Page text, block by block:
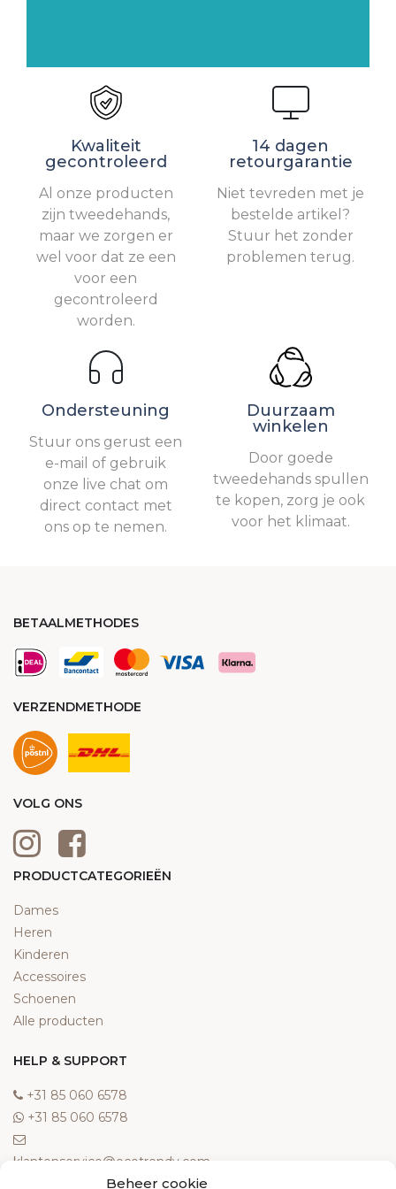
Beheer cookie
Kwaliteit
gecontroleerd
Al onze producten
zijn tweedehands,
maar we zorgen er
wel voor dat ze een
voor een
gecontroleerd
worden.
14 dagen
retourgarantie
Niet tevreden met je
bestelde artikel?
Stuur het zonder
problemen terug.
Ondersteuning
Stuur ons gerust een
e-mail of gebruik
onze live chat om
direct contact met
ons op te nemen.
Duurzaam
winkelen
Door goede
tweedehands spullen
te kopen, zorg je ook
voor het klimaat.
BETAALMETHODES
VERZENDMETHODE
VOLG ONS
PRODUCTCATEGORIEËN
Dames
Heren
Kinderen
Accessoires
Schoenen
Alle producten
HELP & SUPPORT
‎+31 85 060 6578
‎+31 85 060 6578
klantenservice@ecotrendy.com